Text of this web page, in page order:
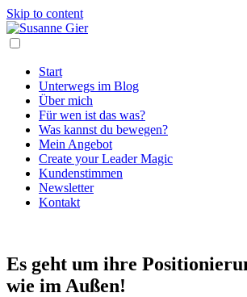
Skip to content
Start
Unterwegs im Blog
Über mich
Für wen ist das was?
Was kannst du bewegen?
Mein Angebot
Create your Leader Magic
Kundenstimmen
Newsletter
Kontakt
Es geht um ihre
wie im Außen!